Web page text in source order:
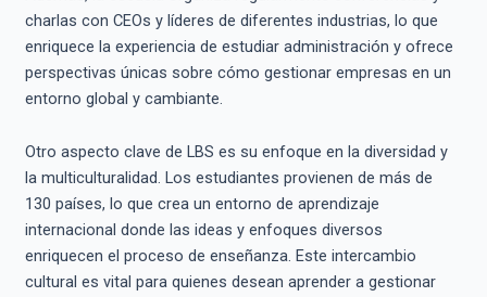
charlas con CEOs y líderes de diferentes industrias, lo que
enriquece la experiencia de estudiar administración y ofrece
perspectivas únicas sobre cómo gestionar empresas en un
entorno global y cambiante.
Otro aspecto clave de LBS es su enfoque en la diversidad y
la multiculturalidad. Los estudiantes provienen de más de
130 países, lo que crea un entorno de aprendizaje
internacional donde las ideas y enfoques diversos
enriquecen el proceso de enseñanza. Este intercambio
cultural es vital para quienes desean aprender a gestionar